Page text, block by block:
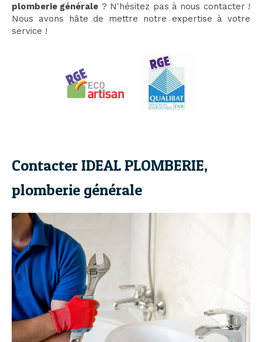
plomberie générale ? N'hésitez pas à nous contacter !
Nous avons hâte de mettre notre expertise à votre
service !
Contacter IDEAL PLOMBERIE,
plomberie générale